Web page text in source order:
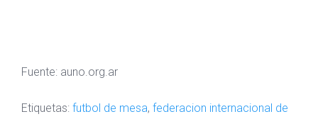
Fuente: auno.org.ar
Etiquetas: futbol de mesa, federacion internacional de